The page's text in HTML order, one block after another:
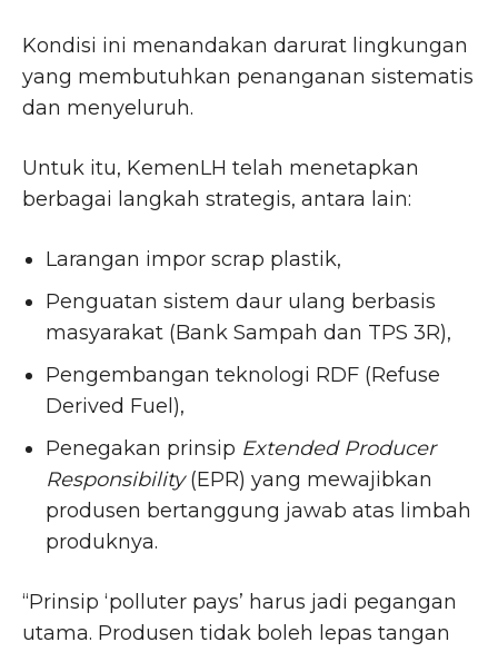
Kondisi ini menandakan darurat lingkungan
yang membutuhkan penanganan sistematis
dan menyeluruh.
Untuk itu, KemenLH telah menetapkan
berbagai langkah strategis, antara lain:
Larangan impor scrap plastik,
Penguatan sistem daur ulang berbasis
masyarakat (Bank Sampah dan TPS 3R),
Pengembangan teknologi RDF (Refuse
Derived Fuel),
Penegakan prinsip Extended Producer
Responsibility(EPR) yang mewajibkan
produsen bertanggung jawab atas limbah
produknya.
“Prinsip ‘polluter pays’ harus jadi pegangan
utama. Produsen tidak boleh lepas tangan